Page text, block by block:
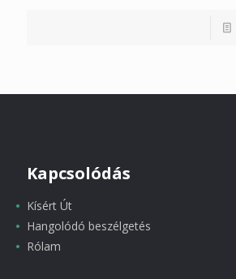
Kapcsolódás
Kísért Út
Hangolódó beszélgetés
Rólam